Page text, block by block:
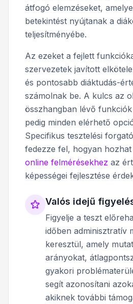
átfogó elemzéseket,
betekintést nyújtanak a
teljesítményébe.
Az ezeket a fejlett
szervezetek javított
és pontosabb diáktudás-
számolnak be. A kulcs az
összhangban lévő
pedig minden elérhető
Specifikus tesztelési
fedezze fel, hogyan
online felmérésekhez az
képességei fejlesztése
Valós idejű
Figyelje a teszt
időben adminisztratív
keresztül, amely
arányokat,
gyakori
segít azonosítani
akiknek további